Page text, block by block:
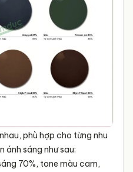
phù hợp cho từng nhu
ánh sáng như sau:
70%, tone màu cam,